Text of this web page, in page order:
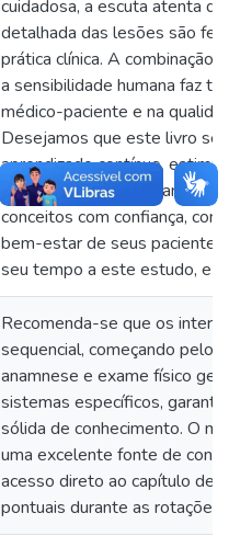
cuidadosa, a escuta atenta
detalhada das lesões são
prática clínica. A combinação
a sensibilidade humana faz
médico-paciente e na
Desejamos que este livro
aprendizado contínuo,
aprimoramento constantes.
conceitos com confiança,
bem-estar de seus
seu tempo a este estudo, e
Recomenda-se que os
sequencial, começando
anamnese e exame físico
sistemas específicos,
sólida de conhecimento. O
uma excelente fonte de
acesso direto ao capítulo de
pontuais durante as rotações